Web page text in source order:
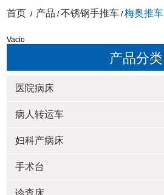
首页 / 产品 /不锈钢手推车 /梅奥推车
Vacio
产品分类
医院病床
病人转运车
妇科产病床
手术台
诊查床